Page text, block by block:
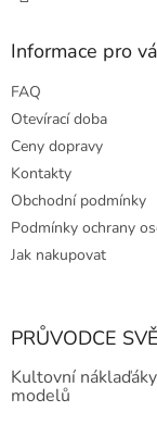
Informace pro
FAQ
Otevírací doba
Ceny dopravy
Kontakty
Obchodní podmínky
Podmínky ochrany
Jak nakupovat
PRŮVODCE
Kultovní
modelů